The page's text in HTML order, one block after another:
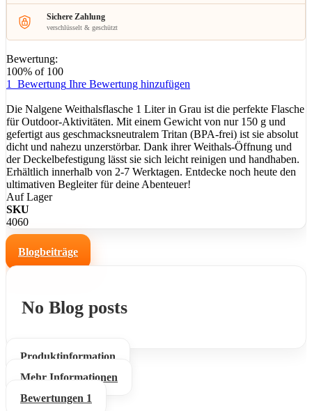
Sichere Zahlung
verschlüsselt & geschützt
Bewertung:
100% of 100
1
Bewertung Ihre Bewertung hinzufügen
Die Nalgene Weithalsflasche 1 Liter in Grau ist die perfekte Flasche
für Outdoor-Aktivitäten. Mit einem Gewicht von nur 150 g und
gefertigt aus geschmacksneutralem Tritan (BPA-frei) ist sie absolut
dicht und nahezu unzerstörbar. Dank ihrer Weithals-Öffnung und
der Deckelbefestigung lässt sie sich leicht reinigen und handhaben.
Erhältlich innerhalb von 2-7 Werktagen. Entdecke noch heute den
ultimativen Begleiter für deine Abenteuer!
Auf Lager
SKU
4060
Blogbeiträge
No Blog posts
Produktinformation
Mehr Informationen
Bewertungen 1